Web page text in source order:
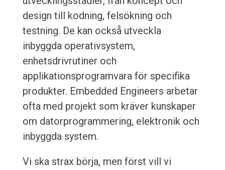
design till kodning, felsökning och
testning. De kan också utveckla
inbyggda operativsystem,
enhetsdrivrutiner och
applikationsprogramvara för specifika
produkter. Embedded Engineers arbetar
ofta med projekt som kräver kunskaper
om datorprogrammering, elektronik och
inbyggda system.
Vi ska strax börja, men först vill vi